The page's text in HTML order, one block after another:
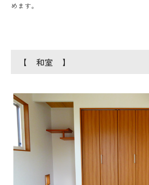
めます。
【 和室 】